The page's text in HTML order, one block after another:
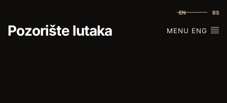
EN BS
Pozorište lutaka MENU ENG